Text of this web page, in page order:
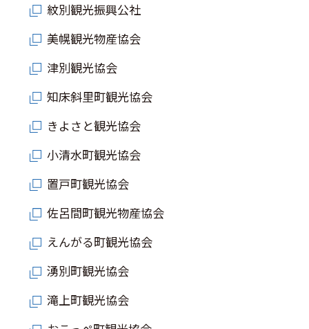
紋別観光振興公社
美幌観光物産協会
津別観光協会
知床斜里町観光協会
きよさと観光協会
小清水町観光協会
置戸町観光協会
佐呂間町観光物産協会
えんがる町観光協会
湧別町観光協会
滝上町観光協会